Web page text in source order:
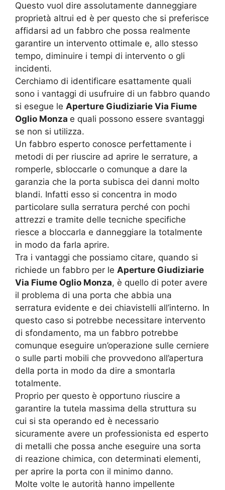
Questo vuol dire assolutamente danneggiare
proprietà altrui ed è per questo che si preferisce
affidarsi ad un fabbro che possa realmente
garantire un intervento ottimale e, allo stesso
tempo, diminuire i tempi di intervento o gli
incidenti.
Cerchiamo di identificare esattamente quali
sono i vantaggi di usufruire di un fabbro quando
si esegue le Aperture Giudiziarie Via Fiume
Oglio Monza e quali possono essere svantaggi
se non si utilizza.
Un fabbro esperto conosce perfettamente i
metodi di per riuscire ad aprire le serrature, a
romperle, sbloccarle o comunque a dare la
garanzia che la porta subisca dei danni molto
blandi. Infatti esso si concentra in modo
particolare sulla serratura perché con pochi
attrezzi e tramite delle tecniche specifiche
riesce a bloccarla e danneggiare la totalmente
in modo da farla aprire.
Tra i vantaggi che possiamo citare, quando si
richiede un fabbro per le Aperture Giudiziarie
Via Fiume Oglio Monza, è quello di poter avere
il problema di una porta che abbia una
serratura evidente e dei chiavistelli all’interno. In
questo caso si potrebbe necessitare intervento
di sfondamento, ma un fabbro potrebbe
comunque eseguire un’operazione sulle cerniere
o sulle parti mobili che provvedono all’apertura
della porta in modo da dire a smontarla
totalmente.
Proprio per questo è opportuno riuscire a
garantire la tutela massima della struttura su
cui si sta operando ed è necessario
sicuramente avere un professionista ed esperto
di metalli che possa anche eseguire una sorta
di reazione chimica, con determinati elementi,
per aprire la porta con il minimo danno.
Molte volte le autorità hanno impellente